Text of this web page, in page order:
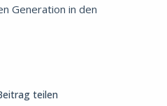
Generation in den
teilen